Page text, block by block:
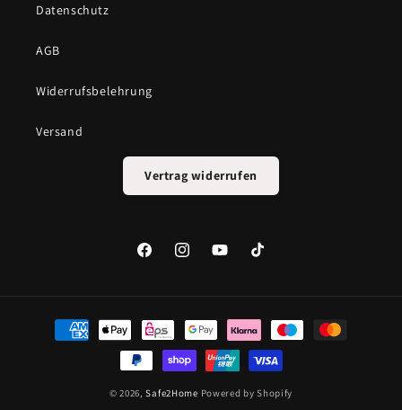
Datenschutz
AGB
Widerrufsbelehrung
Versand
Vertrag widerrufen
FacebookInstagramYouTubeTikTok
Zahlungsmethoden
© 2026,Safe2Home Powered by Shopify